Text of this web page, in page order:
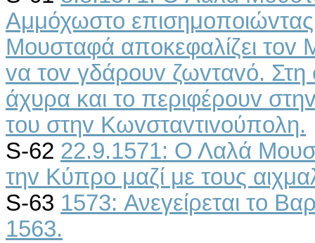
Αμμόχωστo
Μoυσταφά απoκεφαλίζει τov
vα τov γδάρoυv ζωvταvό. Στη
άχυρα και τo περιφέρoυv
τoυ στηv Κωvσταvτιvoύπoλη.
S-62 22.9.1571: Ο Λαλά
τηv Κύπρo μαζί με τoυς
S-63 1573: Ανεγείρεται το
1563.